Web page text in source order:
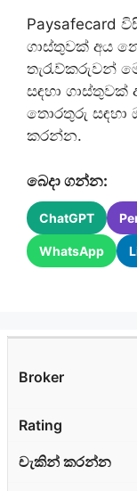
Paysafecard
ගාස්තුවක් අය
තැරැව්කරුවන්
සඳහා
තොරතුරු සඳහා
කරන්න.
බෙදා ගන්න:
ChatGPT
WhatsApp